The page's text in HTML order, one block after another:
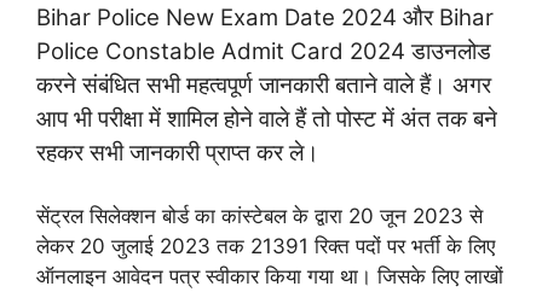
Bihar Police New Exam Date 2024 और Bihar
Police Constable Admit Card 2024 डाउनलोड
करने संबंधित सभी महत्वपूर्ण जानकारी बताने वाले हैं। अगर
आप भी परीक्षा में शामिल होने वाले हैं तो पोस्ट में अंत तक बने
रहकर सभी जानकारी प्राप्त कर ले।
सेंट्रल सिलेक्शन बोर्ड का कांस्टेबल के द्वारा 20 जून 2023 से
लेकर 20 जुलाई 2023 तक 21391 रिक्त पदों पर भर्ती के लिए
ऑनलाइन आवेदन पत्र स्वीकार किया गया था। जिसके लिए लाखों